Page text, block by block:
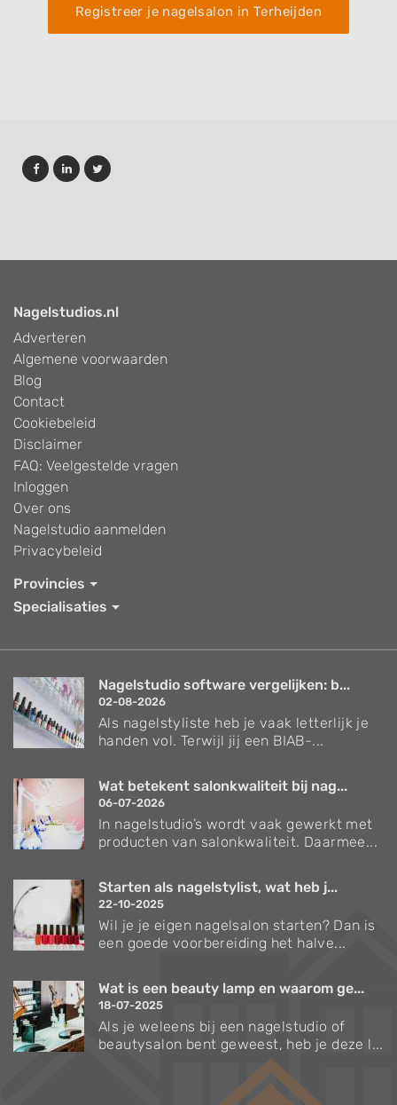
Registreer je nagelsalon in Terheijden
Nagelstudios.nl
Adverteren
Algemene voorwaarden
Blog
Contact
Cookiebeleid
Disclaimer
FAQ: Veelgestelde vragen
Inloggen
Over ons
Nagelstudio aanmelden
Privacybeleid
Provincies
Specialisaties
Nagelstudio software vergelijken: b...
02-08-2026
Als nagelstyliste heb je vaak letterlijk je
handen vol. Terwijl jij een BIAB-...
Wat betekent salonkwaliteit bij nag...
06-07-2026
In nagelstudio’s wordt vaak gewerkt met
producten van salonkwaliteit. Daarmee...
Starten als nagelstylist, wat heb j...
22-10-2025
Wil je je eigen nagelsalon starten? Dan is
een goede voorbereiding het halve...
Wat is een beauty lamp en waarom ge...
18-07-2025
Als je weleens bij een nagelstudio of
beautysalon bent geweest, heb je deze l...